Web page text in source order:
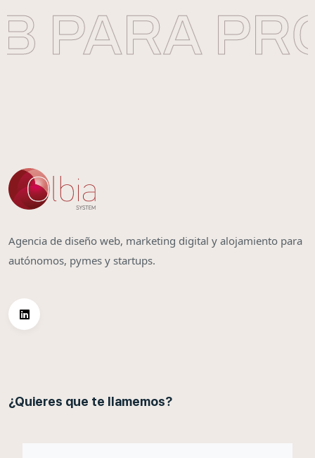
Agencia de diseño web, marketing digital y alojamiento para
autónomos, pymes y startups.
¿Quieres que te llamemos?